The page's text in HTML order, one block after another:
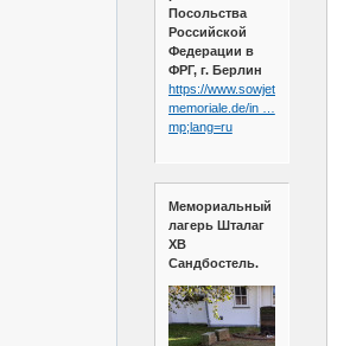
Посольства
Российской
Федерации в
ФРГ, г. Берлин
https://www.sowjetische-
memoriale.de/in …
mp;lang=ru
Мемориальный
лагерь Шталаг
XB
Сандбостель.